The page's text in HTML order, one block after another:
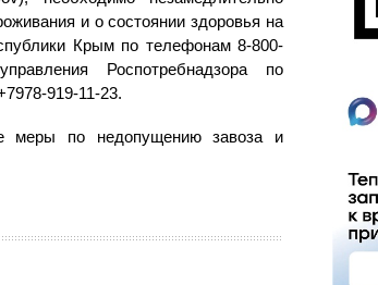
и о состоянии здоровья на
Крым по телефонам 8-800-
Роспотребнадзора по
919-11-23.
меры по недопущению завоза и